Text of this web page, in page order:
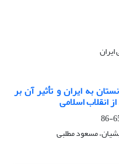
به ایران و تأثیر آن بر
انقلاب اسلامی
مسعود مطلبی